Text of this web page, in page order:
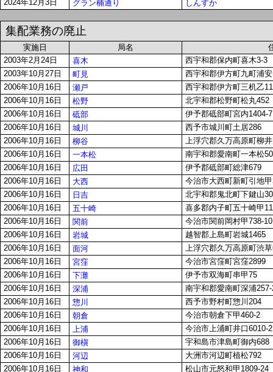
2024年12月3日 グラン楠通り しんすか
集配業務の廃止
実施日 局名
2003年2月24日
喜木
西宇和郡保内町喜木3-3
2003年10月27日
町見
西宇和郡伊方町九町浦
2006年10月16日
瀬戸
西宇和郡伊方町三机乙
2006年10月16日
松野
北宇和郡松野町松丸452
2006年10月16日
砥部
伊予郡砥部町宮内1404-7
2006年10月16日
城川
西予市城川町土居286
2006年10月16日
柳谷
上浮穴郡久万高原町柳
2006年10月16日
一本松
南宇和郡愛南町一本松
2006年10月16日
広田
伊予郡砥部町総津679
2006年10月16日
大西
今治市大西町新町引地
2006年10月16日
日吉
北宇和郡鬼北町下鍵山
2006年10月16日
五十崎
喜多郡内子町五十崎甲
2006年10月16日
関前
今治市関前岡村甲738-10
2006年10月16日
岩城
越智郡上島町岩城1465
2006年10月16日
面河
上浮穴郡久万高原町渋
2006年10月16日
宮窪
今治市宮窪町宮窪2899
2006年10月16日
下灘
伊予市双海町串甲75
2006年10月16日
深浦
南宇和郡愛南町深浦
2006年10月16日
惣川
西予市野村町惣川204
2006年10月16日
朝倉
今治市朝倉下甲460-2
2006年10月16日
上浦
今治市上浦町井口6010-2
2006年10月16日
御槇
宇和島市津島町御内688
2006年10月16日
河辺
大洲市河辺町植松792
2006年10月16日
神和
松山市元怒和甲1809-24